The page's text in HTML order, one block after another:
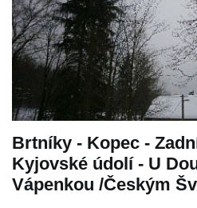
Brtníky - Kopec -
Kyjovské údolí - U
Vápenkou /Českým